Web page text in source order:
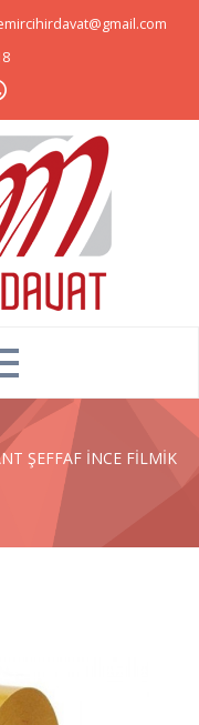
ŞEFFAF İNCE FİLMİK